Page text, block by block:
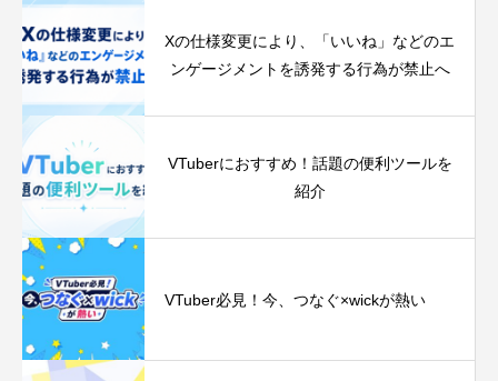
Xの仕様変更により、「いいね」などのエ
ンゲージメントを誘発する行為が禁止へ
VTuberにおすすめ！話題の便利ツールを
紹介
VTuber必見！今、つなぐ‪×‬wickが熱い